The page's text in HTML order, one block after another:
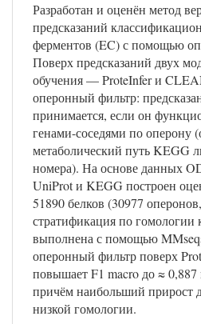
Разработан и оценён метод
предсказаний
ферментов (EC) с помощью
Поверх предсказаний двух
обучения — ProteInfer и
оперонный фильтр:
принимается, если он
генами-соседями по оперону
метаболический путь KEGG
номера). На основе данных
UniProt и KEGG построен
51890 белков (30977
стратификация по
выполнена с помощью
оперонный фильтр поверх
повышает F1 macro до ≈
причём наибольший прирост
низкой гомологии.